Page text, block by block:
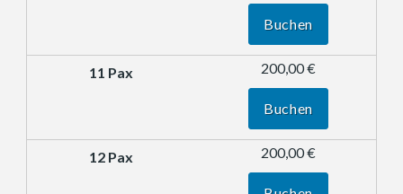
Buchen
200,00 €
Buchen
200,00 €